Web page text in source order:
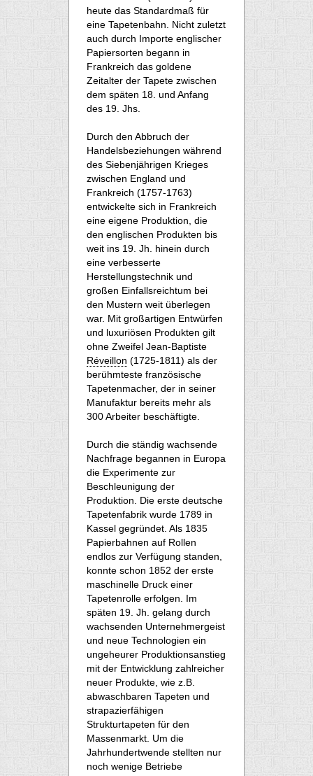
heute das Standardmaß für
eine Tapetenbahn. Nicht zuletzt
auch durch Importe englischer
Papiersorten begann in
Frankreich das goldene
Zeitalter der Tapete zwischen
dem späten 18. und Anfang
des 19. Jhs.
Durch den Abbruch der
Handelsbeziehungen während
des Siebenjährigen Krieges
zwischen England und
Frankreich (1757-1763)
entwickelte sich in Frankreich
eine eigene Produktion, die
den englischen Produkten bis
weit ins 19. Jh. hinein durch
eine verbesserte
Herstellungstechnik und
großen Einfallsreichtum bei
den Mustern weit überlegen
war. Mit großartigen Entwürfen
und luxuriösen Produkten gilt
ohne Zweifel Jean-Baptiste
Réveillon (1725-1811) als der
berühmteste französische
Tapetenmacher, der in seiner
Manufaktur bereits mehr als
300 Arbeiter beschäftigte.
Durch die ständig wachsende
Nachfrage begannen in Europa
die Experimente zur
Beschleunigung der
Produktion. Die erste deutsche
Tapetenfabrik wurde 1789 in
Kassel gegründet. Als 1835
Papierbahnen auf Rollen
endlos zur Verfügung standen,
konnte schon 1852 der erste
maschinelle Druck einer
Tapetenrolle erfolgen. Im
späten 19. Jh. gelang durch
wachsenden Unternehmergeist
und neue Technologien ein
ungeheurer Produktionsanstieg
mit der Entwicklung zahlreicher
neuer Produkte, wie z.B.
abwaschbaren Tapeten und
strapazierfähigen
Strukturtapeten für den
Massenmarkt. Um die
Jahrhundertwende stellten nur
noch wenige Betriebe